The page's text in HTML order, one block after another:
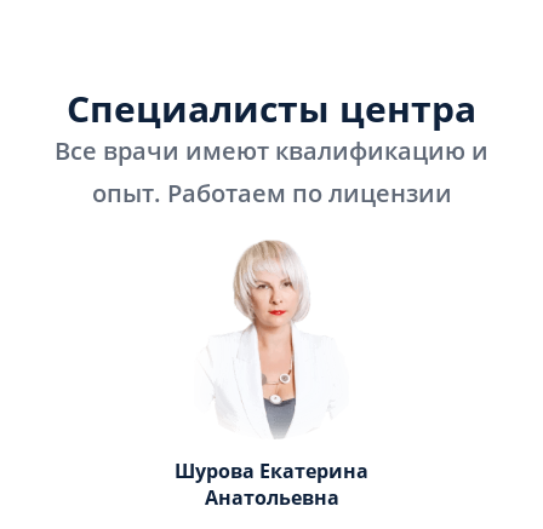
Специалисты центра
Все врачи имеют квалификацию и
опыт. Работаем по лицензии
Шурова Екатерина
Анатольевна